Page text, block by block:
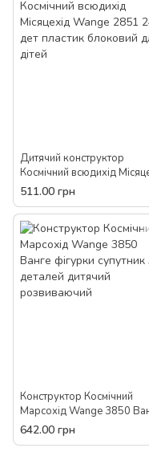
Дитячий конструктор
Космічний всюдихід
Wange 2851 249 дет
блоковий для дітей
511.00 грн
Конструктор Космічний
Марсохід Wange 3850
фігурки супутник 340
дитячий розвиваючий
642.00 грн